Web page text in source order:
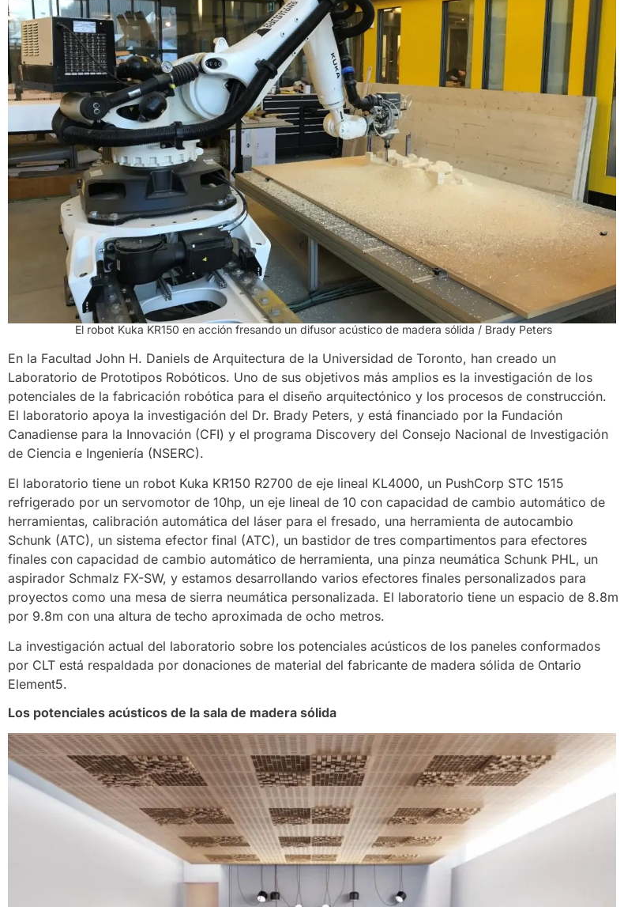
El robot Kuka KR150 en acción fresando un difusor acústico de madera sólida / Brady Peters
En la Facultad John H. Daniels de Arquitectura de la Universidad de Toronto, han creado un
Laboratorio de Prototipos Robóticos. Uno de sus objetivos más amplios es la investigación de los
potenciales de la fabricación robótica para el diseño arquitectónico y los procesos de construcción.
El laboratorio apoya la investigación del Dr. Brady Peters, y está financiado por la Fundación
Canadiense para la Innovación (CFI) y el programa Discovery del Consejo Nacional de Investigación
de Ciencia e Ingeniería (NSERC).
El laboratorio tiene un robot Kuka KR150 R2700 de eje lineal KL4000, un PushCorp STC 1515
refrigerado por un servomotor de 10hp, un eje lineal de 10 con capacidad de cambio automático de
herramientas, calibración automática del láser para el fresado, una herramienta de autocambio
Schunk (ATC), un sistema efector final (ATC), un bastidor de tres compartimentos para efectores
finales con capacidad de cambio automático de herramienta, una pinza neumática Schunk PHL, un
aspirador Schmalz FX-SW, y estamos desarrollando varios efectores finales personalizados para
proyectos como una mesa de sierra neumática personalizada. El laboratorio tiene un espacio de 8.8m
por 9.8m con una altura de techo aproximada de ocho metros.
La investigación actual del laboratorio sobre los potenciales acústicos de los paneles conformados
por CLT está respaldada por donaciones de material del fabricante de madera sólida de Ontario
Element5.
Los potenciales acústicos de la sala de madera sólida